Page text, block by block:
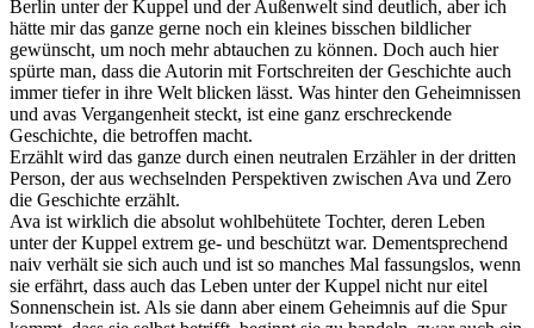
Berlin unter der Kuppel und der Außenwelt sind deutlich, aber ich
hätte mir das ganze gerne noch ein kleines bisschen bildlicher
gewünscht, um noch mehr abtauchen zu können. Doch auch hier
spürte man, dass die Autorin mit Fortschreiten der Geschichte auch
immer tiefer in ihre Welt blicken lässt. Was hinter den Geheimnissen
und avas Vergangenheit steckt, ist eine ganz erschreckende
Geschichte, die betroffen macht.
Erzählt wird das ganze durch einen neutralen Erzähler in der dritten
Person, der aus wechselnden Perspektiven zwischen Ava und Zero
die Geschichte erzählt.
Ava ist wirklich die absolut wohlbehütete Tochter, deren Leben
unter der Kuppel extrem ge- und beschützt war. Dementsprechend
naiv verhält sie sich auch und ist so manches Mal fassungslos, wenn
sie erfährt, dass auch das Leben unter der Kuppel nicht nur eitel
Sonnenschein ist. Als sie dann aber einem Geheimnis auf die Spur